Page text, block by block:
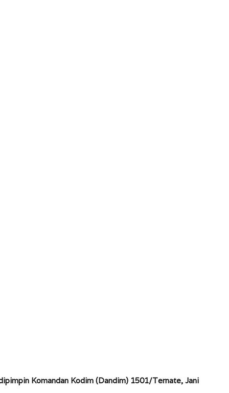
Komandan Kodim (Dandim) 1501/Ternate, Jani